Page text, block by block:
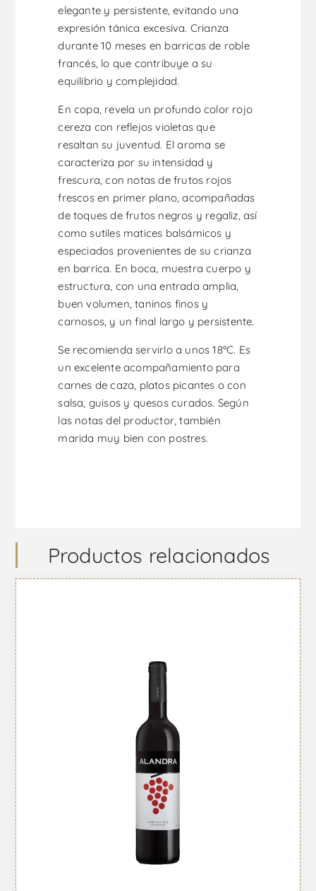
elegante y persistente, evitando una
expresión tánica excesiva. Crianza
durante 10 meses en barricas de roble
francés, lo que contribuye a su
equilibrio y complejidad.
En copa, revela un profundo color rojo
cereza con reflejos violetas que
resaltan su juventud. El aroma se
caracteriza por su intensidad y
frescura, con notas de frutos rojos
frescos en primer plano, acompañadas
de toques de frutos negros y regaliz, así
como sutiles matices balsámicos y
especiados provenientes de su crianza
en barrica. En boca, muestra cuerpo y
estructura, con una entrada amplia,
buen volumen, taninos finos y
carnosos, y un final largo y persistente.
Se recomienda servirlo a unos 18ºC. Es
un excelente acompañamiento para
carnes de caza, platos picantes o con
salsa, guisos y quesos curados. Según
las notas del productor, también
marida muy bien con postres.
Productos relacionados